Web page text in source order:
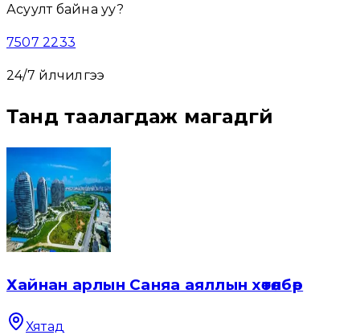
Асуулт байна уу?
7507 2233
24/7 үйлчилгээ
Танд таалагдаж магадгүй
Хайнан арлын Саняа аяллын хөтөлбөр
Хятад